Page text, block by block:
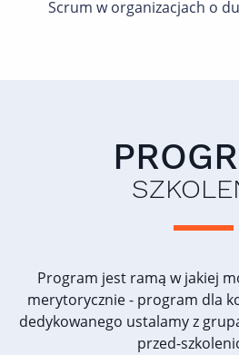
Scrum w organizacjach o
Program jest ramą w jakiej
merytorycznie - program dla
dedykowanego ustalamy z
przed-